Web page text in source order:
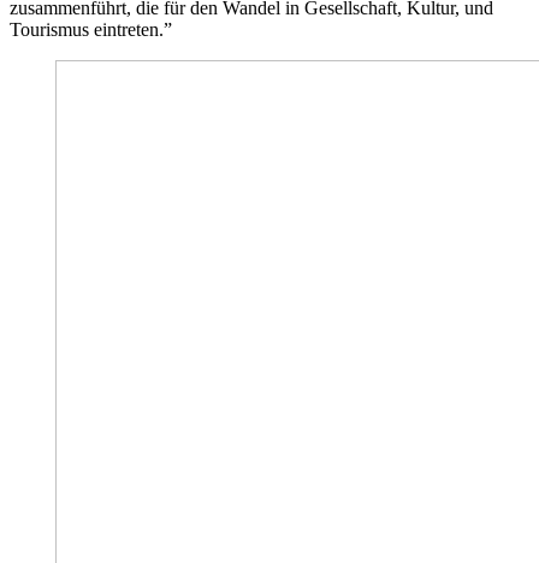
zusammenführt, die für den Wandel in Gesellschaft, Kultur, und
Tourismus eintreten.”